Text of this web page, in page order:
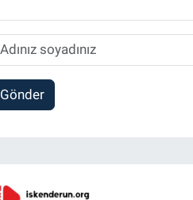
Gönder